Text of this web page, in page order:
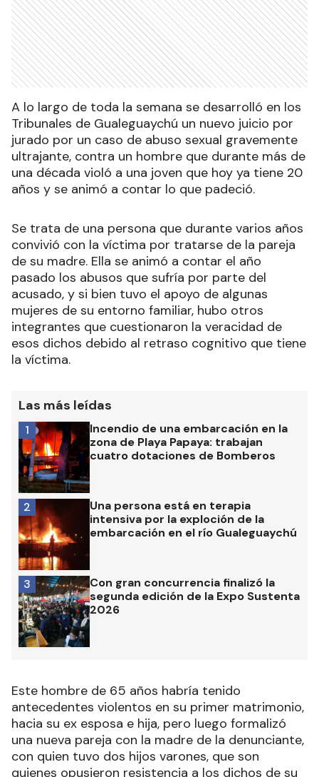
A lo largo de toda la semana se desarrolló en los
Tribunales de Gualeguaychú un nuevo juicio por
jurado por un caso de abuso sexual gravemente
ultrajante, contra un hombre que durante más de
una década violó a una joven que hoy ya tiene 20
años y se animó a contar lo que padeció.
Se trata de una persona que durante varios años
convivió con la víctima por tratarse de la pareja
de su madre. Ella se animó a contar el año
pasado los abusos que sufría por parte del
acusado, y si bien tuvo el apoyo de algunas
mujeres de su entorno familiar, hubo otros
integrantes que cuestionaron la veracidad de
esos dichos debido al retraso cognitivo que tiene
la víctima.
Las más leídas
Incendio de una embarcación en la
zona de Playa Papaya: trabajan
cuatro dotaciones de Bomberos
1
Una persona está en terapia
intensiva por la exploción de la
embarcación en el río Gualeguaychú
2
Con gran concurrencia finalizó la
segunda edición de la Expo Sustenta
2026
3
Este hombre de 65 años habría tenido
antecedentes violentos en su primer matrimonio,
hacia su ex esposa e hija, pero luego formalizó
una nueva pareja con la madre de la denunciante,
con quien tuvo dos hijos varones, que son
quienes opusieron resistencia a los dichos de su